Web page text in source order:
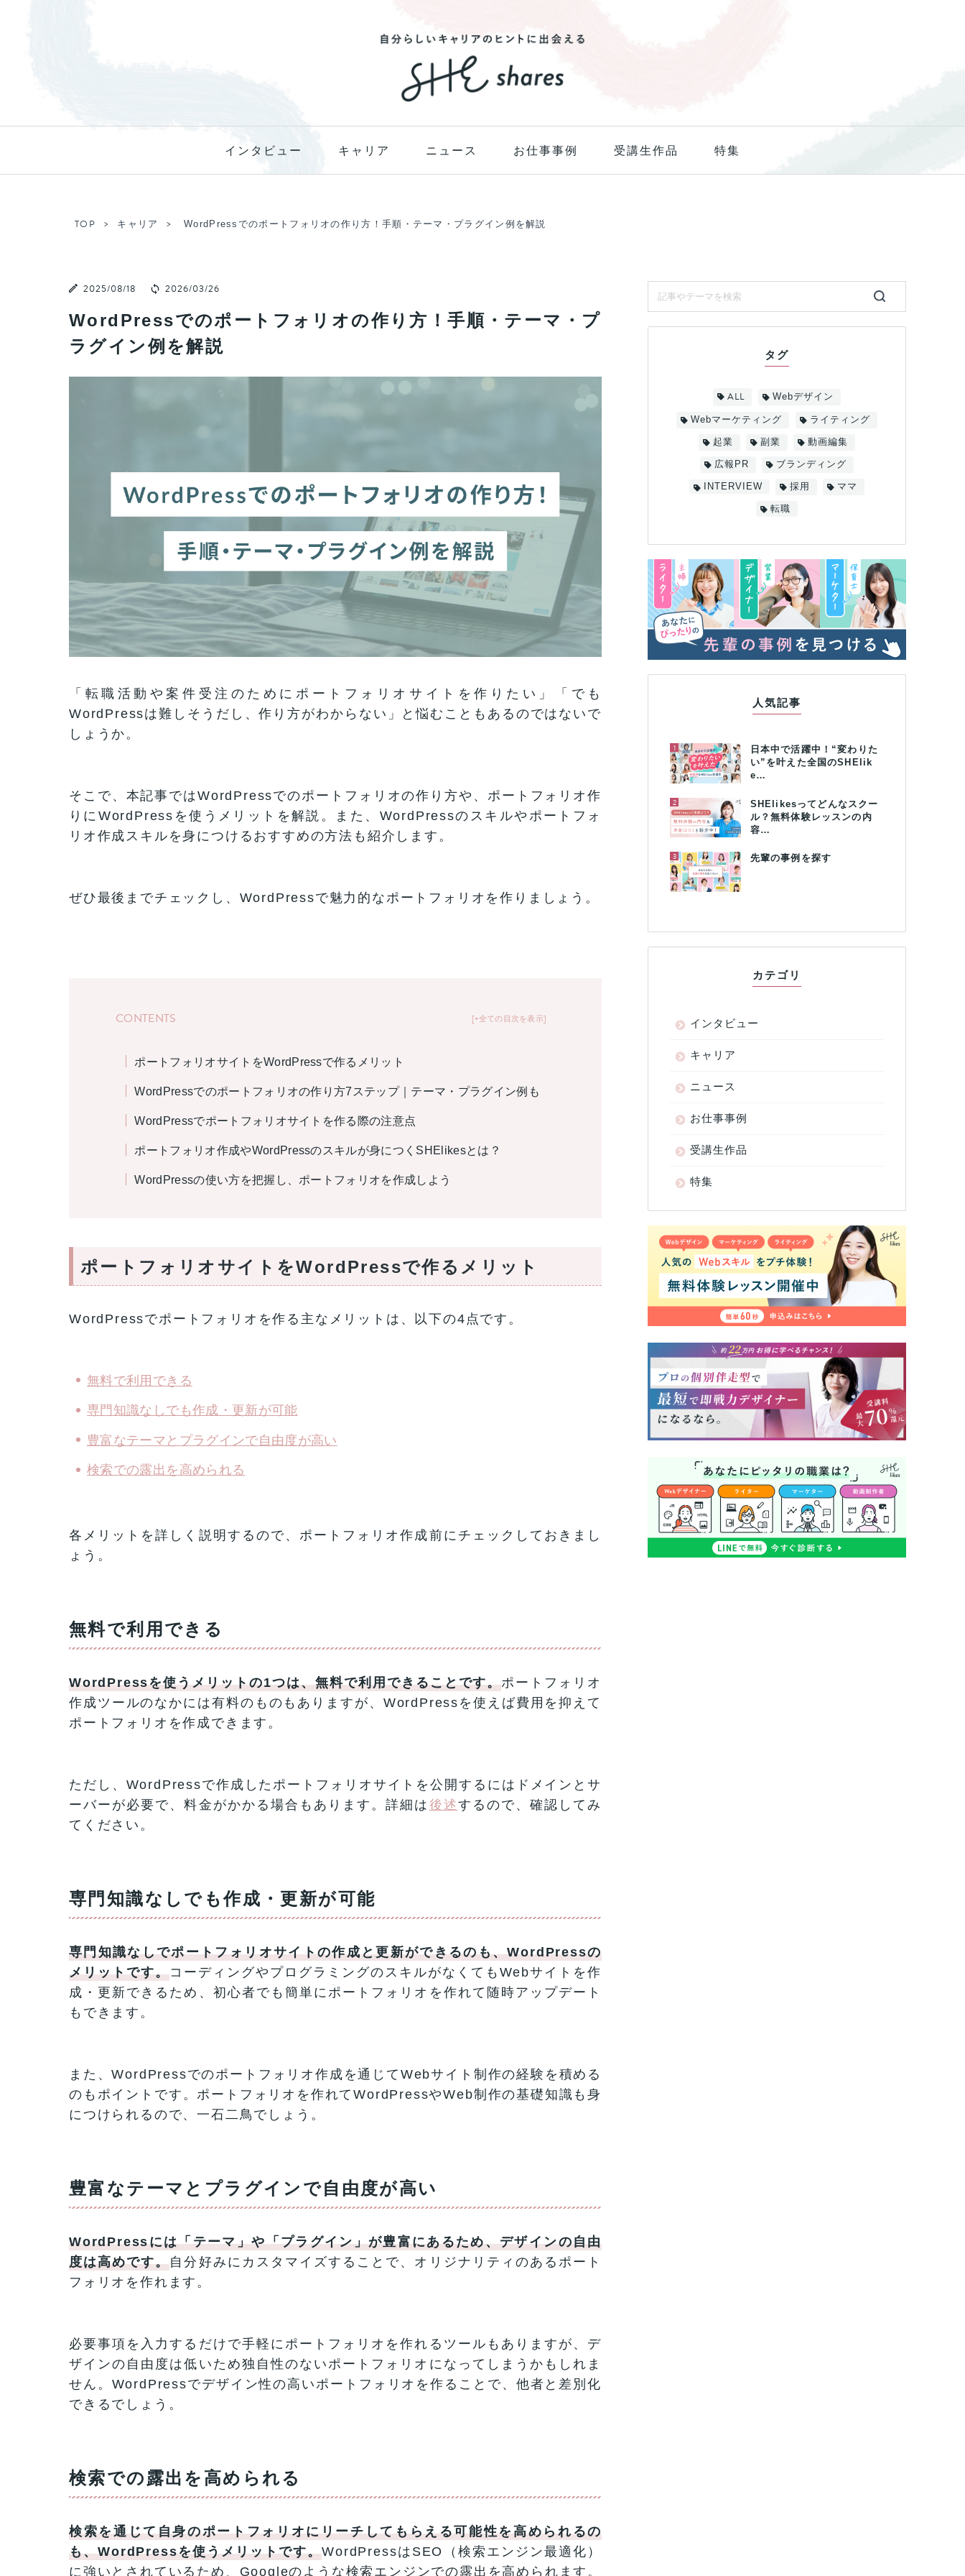
インタビュー キャリア ニュース お仕事事例 受講生作品 特集
TOP キャリア WordPressでのポートフォリオの作り方！手順・テーマ・プラグイン例を解説
2025/08/18 2026/03/26
WordPressでのポートフォリオの作り方！手順・テーマ・プ
ラグイン例を解説
「転職活動や案件受注のためにポートフォリオサイトを作りたい」「でも
WordPressは難しそうだし、作り方がわからない」と悩むこともあるのではないで
しょうか。
そこで、本記事ではWordPressでのポートフォリオの作り方や、ポートフォリオ作
りにWordPressを使うメリットを解説。また、WordPressのスキルやポートフォ
リオ作成スキルを身につけるおすすめの方法も紹介します。
ぜひ最後までチェックし、WordPressで魅力的なポートフォリオを作りましょう。
+全ての目次を表示
CONTENTS
ポートフォリオサイトをWordPressで作るメリット
WordPressでのポートフォリオの作り方7ステップ｜テーマ・プラグイン例も
WordPressでポートフォリオサイトを作る際の注意点
ポートフォリオ作成やWordPressのスキルが身につくSHElikesとは？
WordPressの使い方を把握し、ポートフォリオを作成しよう
ポートフォリオサイトをWordPressで作るメリット
WordPressでポートフォリオを作る主なメリットは、以下の4点です。
無料で利用できる
専門知識なしでも作成・更新が可能
豊富なテーマとプラグインで自由度が高い
検索での露出を高められる
各メリットを詳しく説明するので、ポートフォリオ作成前にチェックしておきまし
ょう。
無料で利用できる
WordPressを使うメリットの1つは、無料で利用できることです。ポートフォリオ
作成ツールのなかには有料のものもありますが、WordPressを使えば費用を抑えて
ポートフォリオを作成できます。
ただし、WordPressで作成したポートフォリオサイトを公開するにはドメインとサ
ーバーが必要で、料金がかかる場合もあります。詳細は 後述するので、確認してみ
てください。
専門知識なしでも作成・更新が可能
専門知識なしでポートフォリオサイトの作成と更新ができるのも、WordPressの
メリットです。コーディングやプログラミングのスキルがなくてもWebサイトを作
成・更新できるため、初心者でも簡単にポートフォリオを作れて随時アップデート
もできます。
また、WordPressでのポートフォリオ作成を通じてWebサイト制作の経験を積める
のもポイントです。ポートフォリオを作れてWordPressやWeb制作の基礎知識も身
につけられるので、一石二鳥でしょう。
豊富なテーマとプラグインで自由度が高い
WordPressには「テーマ」や「プラグイン」が豊富にあるため、デザインの自由
度は高めです。自分好みにカスタマイズすることで、オリジナリティのあるポート
フォリオを作れます。
必要事項を入力するだけで手軽にポートフォリオを作れるツールもありますが、デ
ザインの自由度は低いため独自性のないポートフォリオになってしまうかもしれま
せん。WordPressでデザイン性の高いポートフォリオを作ることで、他者と差別化
できるでしょう。
検索での露出を高められる
検索を通じて自身のポートフォリオにリーチしてもらえる可能性を高められるの
も、WordPressを使うメリットです。WordPressはSEO（検索エンジン最適化）
に強いとされているため、Googleのような検索エンジンでの露出を高められます。
タグ
ALL Webデザイン
Webマーケティング ライティング
起業 副業 動画編集
広報PR ブランディング
INTERVIEW 採用 ママ
転職
人気記事
1
日本中で活躍中！“変わりた
い”を叶えた全国のSHElik
e…
2
SHElikesってどんなスクー
ル？無料体験レッスンの内
容…
3 先輩の事例を探す
カテゴリ
インタビュー
キャリア
ニュース
お仕事事例
受講生作品
特集